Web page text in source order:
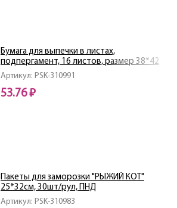
Артикул: PSK-310991
Бумага для выпечки в листах,
подпергамент, 16 листов, размер 38*42
см., в ПВХ уп.
53.76 ₽
Артикул: PSK-310983
Пакеты для заморозки "РЫЖИЙ КОТ"
25*32см, 30шт/рул, ПНД